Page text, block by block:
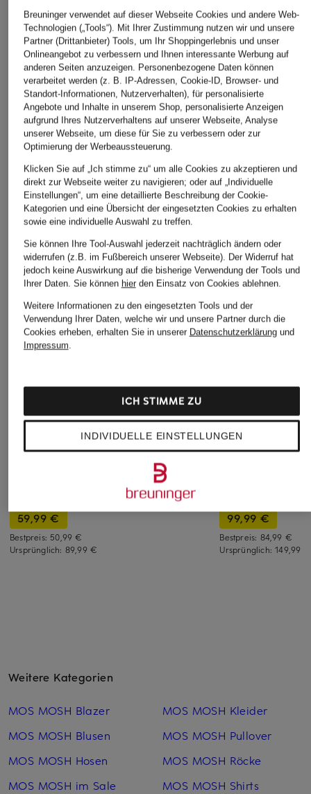
59,99 €
Bestpreis: 50,99 €
Ursprünglich: 89,99 €
ALLSAINTS
Sweatpants SONNY
Bestpreis:115 €
+Aktionsrabatt
99,99 €
Bestpreis: 84,99 €
Ursprünglich:149,99 €
Weitere Kategorien
MOS MOSH Blazer
MOS MOSH Blusen
MOS MOSH Hosen
MOS MOSH im Sale
MOS MOSH Kleider
MOS MOSH Pullover
MOS MOSH Röcke
MOS MOSH Shirts
Breuninger verwendet auf dieser Webseite Cookies und andere Web-
Technologien („Tools“). Mit Ihrer Zustimmung nutzen wir und unsere
Partner (Drittanbieter) Tools, um Ihr Shoppingerlebnis und unser
Onlineangebot zu verbessern und Ihnen interessante Werbung auf
anderen Seiten anzuzeigen. Personenbezogene Daten können
verarbeitet werden (z. B. IP-Adressen, Cookie-ID, Browser- und
Standort-Informationen, Nutzerverhalten), für personalisierte
Angebote und Inhalte in unserem Shop, personalisierte Anzeigen
aufgrund Ihres Nutzerverhaltens auf unserer Webseite, Analyse
unserer Webseite, um diese für Sie zu verbessern oder zur
Optimierung der Werbeaussteuerung.
Klicken Sie auf „Ich stimme zu“ um alle Cookies zu akzeptieren und
direkt zur Webseite weiter zu navigieren; oder auf „Individuelle
Einstellungen“, um eine detaillierte Beschreibung der Cookie-
Kategorien und eine Übersicht der eingesetzten Cookies zu erhalten
sowie eine individuelle Auswahl zu treffen.
Sie können Ihre Tool-Auswahl jederzeit nachträglich ändern oder
widerrufen (z.B. im Fußbereich unserer Webseite). Der Widerruf hat
jedoch keine Auswirkung auf die bisherige Verwendung der Tools und
Ihrer Daten. Sie können hierden Einsatz von Cookies ablehnen.
Weitere Informationen zu den eingesetzten Tools und der
Verwendung Ihrer Daten, welche wir und unsere Partner durch die
Cookies erheben, erhalten Sie in unserer Datenschutzerklärungund
Impressum.
INDIVIDUELLE EINSTELLUNGEN
ICH STIMME ZU